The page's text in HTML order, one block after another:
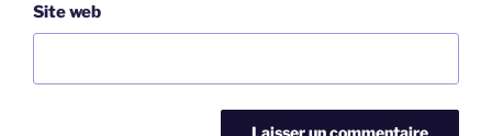
Site web